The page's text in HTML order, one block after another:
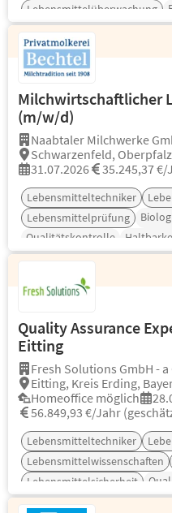
Lebensmittelüberwachung
Milchwirtschaftlicher
(m/w/d)
Naabtaler Milchwerke
Schwarzenfeld,
31.07.2026
35.245,37
Lebensmitteltechniker
Lebensmittelprüfung
Qualitätskontrolle
Quality Assurance
Eitting
Fresh Solutions GmbH -
Eitting, Kreis Erding,
Homeoffice möglich
56.849,93 €/Jahr
Lebensmitteltechniker
Lebensmittelwissenschaften
Lebensmittelsicherheit